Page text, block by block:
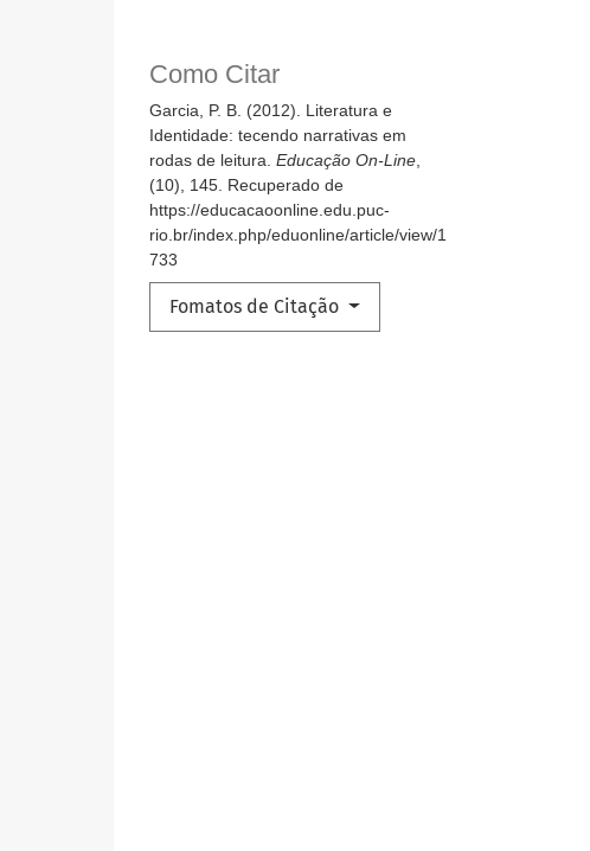
Como Citar
Garcia, P. B. (2012). Literatura e
Identidade: tecendo narrativas em
rodas de leitura. Educação On-Line,
(10), 145. Recuperado de
https://educacaoonline.edu.puc-
rio.br/index.php/eduonline/article/view/1
733
Fomatos de Citação